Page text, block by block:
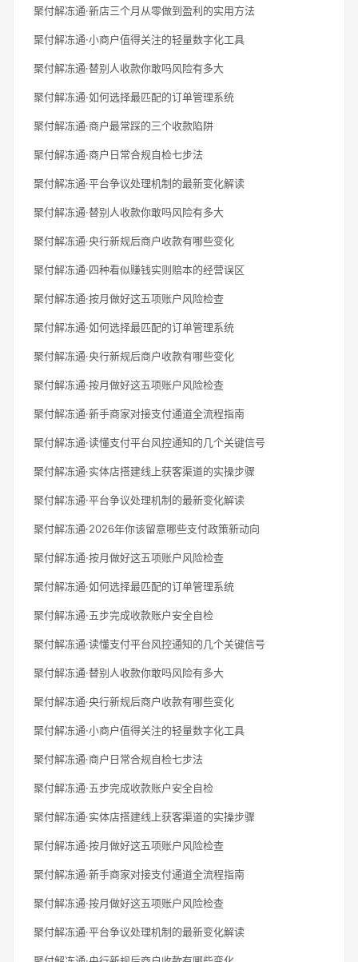
聚付解冻通·新店三个月从零做到盈利的实用方法
聚付解冻通·小商户值得关注的轻量数字化工具
聚付解冻通·替别人收款你敢吗风险有多大
聚付解冻通·如何选择最匹配的订单管理系统
聚付解冻通·商户最常踩的三个收款陷阱
聚付解冻通·商户日常合规自检七步法
聚付解冻通·平台争议处理机制的最新变化解读
聚付解冻通·替别人收款你敢吗风险有多大
聚付解冻通·央行新规后商户收款有哪些变化
聚付解冻通·四种看似赚钱实则赔本的经营误区
聚付解冻通·按月做好这五项账户风险检查
聚付解冻通·如何选择最匹配的订单管理系统
聚付解冻通·央行新规后商户收款有哪些变化
聚付解冻通·按月做好这五项账户风险检查
聚付解冻通·新手商家对接支付通道全流程指南
聚付解冻通·读懂支付平台风控通知的几个关键信号
聚付解冻通·实体店搭建线上获客渠道的实操步骤
聚付解冻通·平台争议处理机制的最新变化解读
聚付解冻通·2026年你该留意哪些支付政策新动向
聚付解冻通·按月做好这五项账户风险检查
聚付解冻通·如何选择最匹配的订单管理系统
聚付解冻通·五步完成收款账户安全自检
聚付解冻通·读懂支付平台风控通知的几个关键信号
聚付解冻通·替别人收款你敢吗风险有多大
聚付解冻通·央行新规后商户收款有哪些变化
聚付解冻通·小商户值得关注的轻量数字化工具
聚付解冻通·商户日常合规自检七步法
聚付解冻通·五步完成收款账户安全自检
聚付解冻通·实体店搭建线上获客渠道的实操步骤
聚付解冻通·按月做好这五项账户风险检查
聚付解冻通·新手商家对接支付通道全流程指南
聚付解冻通·按月做好这五项账户风险检查
聚付解冻通·平台争议处理机制的最新变化解读